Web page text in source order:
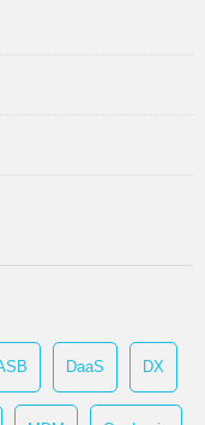
DaaS DX